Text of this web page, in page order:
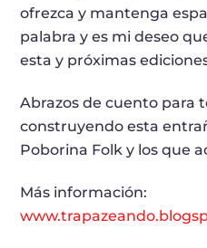
ofrezca y mantenga
palabra y es mi deseo
esta y próximas
Abrazos de cuento para
construyendo esta
Poborina Folk y los que
Más información: